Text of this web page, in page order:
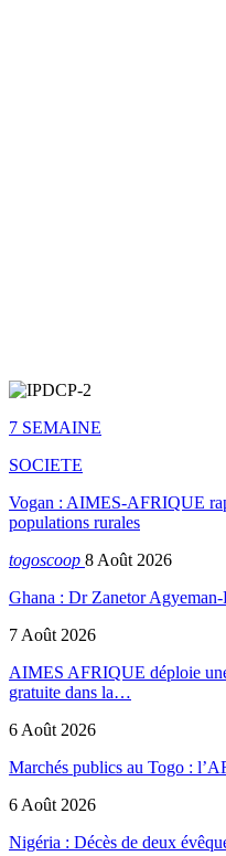
7 SEMAINE
SOCIETE
Vogan : AIMES-AFRIQUE
populations rurales
togoscoop 8 Août 2026
Ghana : Dr Zanetor
7 Août 2026
AIMES AFRIQUE déploie
gratuite dans la…
6 Août 2026
Marchés publics au Togo :
6 Août 2026
Nigéria : Décès de deux